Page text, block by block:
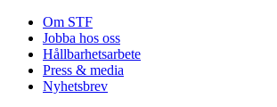
Om STF
Jobba hos oss
Hållbarhetsarbete
Press & media
Nyhetsbrev